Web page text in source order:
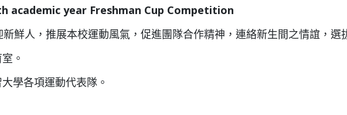
academic year Freshman Cup Competition
新鮮人，推展本校運動風氣，促進團隊合作精神，連絡新生間之情誼，選
。
大學各項運動代表隊。